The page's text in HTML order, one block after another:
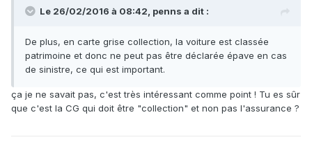
Le 26/02/2016 à 08:42, penns a dit :
De plus, en carte grise collection, la voiture est classée
patrimoine et donc ne peut pas être déclarée épave en cas
de sinistre, ce qui est important.
ça je ne savait pas, c'est très intéressant comme point ! Tu es sûr
que c'est la CG qui doit être "collection" et non pas l'assurance ?